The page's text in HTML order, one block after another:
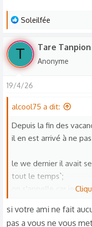
L
s
é
c
o
n
Soleilfée
T Tare Tanpion
Anonyme
19/4/26
alcool75 a dit:
Depuis la fin des
il en est arrivé à ne
le we dernier il avait
tout le temps`;
on s'appelle car je le
il passe ses journées
si votre ami ne fait
pas a vous ne vous